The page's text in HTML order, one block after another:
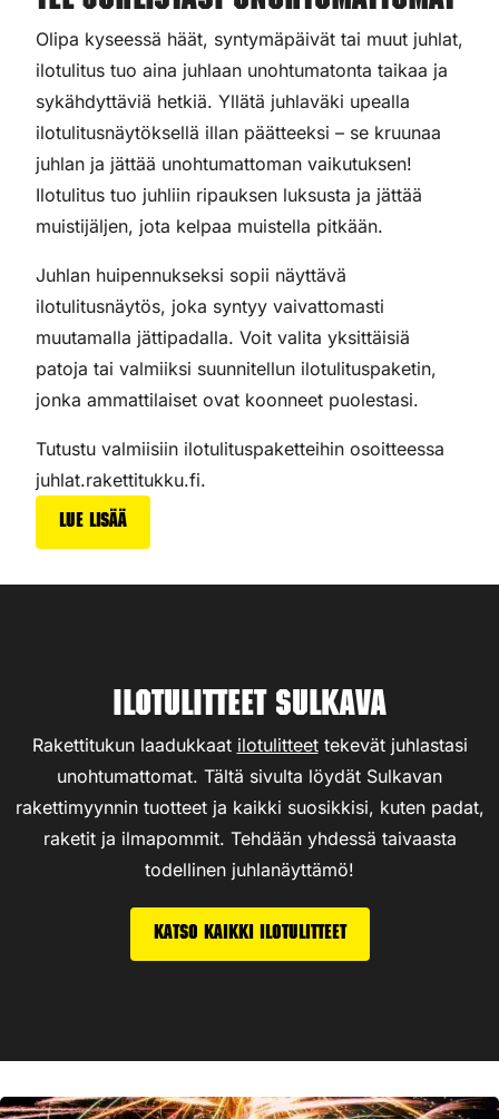
Olipa kyseessä häät, syntymäpäivät tai muut juhlat,
ilotulitus tuo aina juhlaan unohtumatonta taikaa ja
sykähdyttäviä hetkiä. Yllätä juhlaväki upealla
ilotulitusnäytöksellä illan päätteeksi – se kruunaa
juhlan ja jättää unohtumattoman vaikutuksen!
Ilotulitus tuo juhliin ripauksen luksusta ja jättää
muistijäljen, jota kelpaa muistella pitkään.
Juhlan huipennukseksi sopii näyttävä
ilotulitusnäytös, joka syntyy vaivattomasti
muutamalla jättipadalla. Voit valita yksittäisiä
patoja tai valmiiksi suunnitellun ilotulituspaketin,
jonka ammattilaiset ovat koonneet puolestasi.
Tutustu valmiisiin ilotulituspaketteihin osoitteessa
juhlat.rakettitukku.fi.
Lue lisää
Ilotulitteet Sulkava
Rakettitukun laadukkaat ilotulitteettekevät juhlastasi
unohtumattomat. Tältä sivulta löydät Sulkavan
rakettimyynnin tuotteet ja kaikki suosikkisi, kuten padat,
raketit ja ilmapommit. Tehdään yhdessä taivaasta
todellinen juhlanäyttämö!
Katso kaikki ilotulitteet